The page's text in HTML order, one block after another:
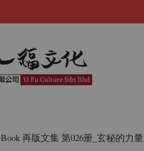
Book 再版文集 第026册_玄秘的力量